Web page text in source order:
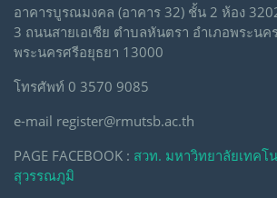
อาคารบูรณมงคล (อาคาร 32) ชั้น 2 ห้อง
3 ถนนสายเอเซีย ตำบลหันตรา อำเภอพระนค
พระนครศรีอยุธยา 13000
โทรศัพท์ 0 3570 9085
e-mail register@rmutsb.ac.th
PAGE FACEBOOK : สวท. มหาวิทยาลัยเทคโ
สุวรรณภูมิ